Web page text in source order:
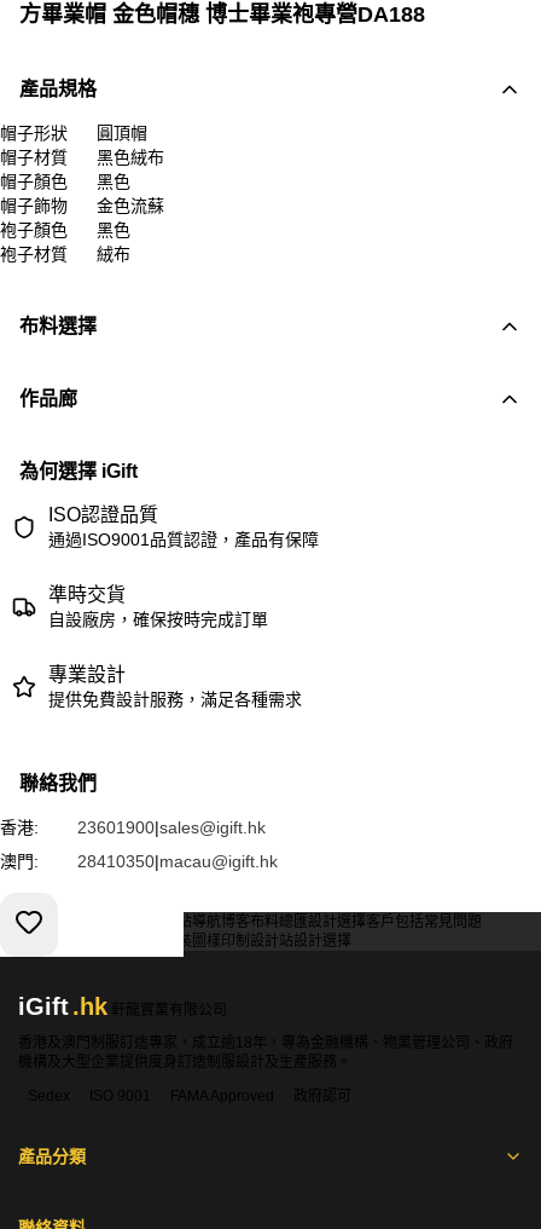
方畢業帽 金色帽穗 博士畢業袍專營DA188
產品規格
帽子形狀
圓頂帽
帽子材質
黑色絨布
帽子顏色
黑色
帽子飾物
金色流蘇
袍子顏色
黑色
袍子材質
絨布
布料選擇
作品廊
為何選擇 iGift
ISO認證品質
通過ISO9001品質認證，產品有保障
準時交貨
自設廠房，確保按時完成訂單
專業設計
提供免費設計服務，滿足各種需求
聯絡我們
香港: 23601900|sales@igift.hk
澳門:
28410350|macau@igift.hk
服務條款 網站導航博客布料總匯設計選擇客戶包括常見問題
輔料包裝 圖樣印制 設計站設計選擇
iGift.hk
軒龍實業有限公司
香港及澳門制服訂造專家，成立逾18年，專為金融機構、物業管理公司、政府
機構及大型企業提供度身訂造制服設計及生產服務。
Sedex
ISO 9001 FAMA Approved 政府認可
產品分類